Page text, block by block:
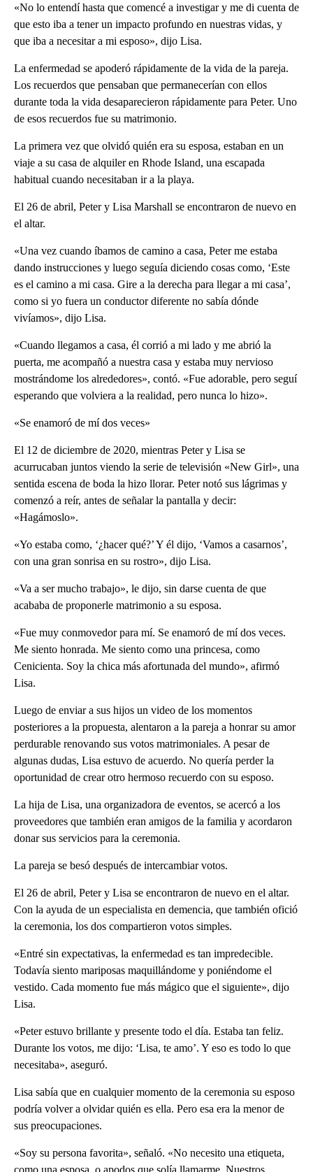
«No lo entendí hasta que comencé a investigar y me di cuenta de
que esto iba a tener un impacto profundo en nuestras vidas, y
que iba a necesitar a mi esposo», dijo Lisa.
La enfermedad se apoderó rápidamente de la vida de la pareja.
Los recuerdos que pensaban que permanecerían con ellos
durante toda la vida desaparecieron rápidamente para Peter. Uno
de esos recuerdos fue su matrimonio.
La primera vez que olvidó quién era su esposa, estaban en un
viaje a su casa de alquiler en Rhode Island, una escapada
habitual cuando necesitaban ir a la playa.
El 26 de abril, Peter y Lisa Marshall se encontraron de nuevo en
el altar.
«Una vez cuando íbamos de camino a casa, Peter me estaba
dando instrucciones y luego seguía diciendo cosas como, ‘Este
es el camino a mi casa. Gire a la derecha para llegar a mi casa’,
como si yo fuera un conductor diferente no sabía dónde
vivíamos», dijo Lisa.
«Cuando llegamos a casa, él corrió a mi lado y me abrió la
puerta, me acompañó a nuestra casa y estaba muy nervioso
mostrándome los alrededores», contó. «Fue adorable, pero seguí
esperando que volviera a la realidad, pero nunca lo hizo».
«Se enamoró de mí dos veces»
El 12 de diciembre de 2020, mientras Peter y Lisa se
acurrucaban juntos viendo la serie de televisión «New Girl», una
sentida escena de boda la hizo llorar. Peter notó sus lágrimas y
comenzó a reír, antes de señalar la pantalla y decir:
«Hagámoslo».
«Yo estaba como, ‘¿hacer qué?’ Y él dijo, ‘Vamos a casarnos’,
con una gran sonrisa en su rostro», dijo Lisa.
«Va a ser mucho trabajo», le dijo, sin darse cuenta de que
acababa de proponerle matrimonio a su esposa.
«Fue muy conmovedor para mí. Se enamoró de mí dos veces.
Me siento honrada. Me siento como una princesa, como
Cenicienta. Soy la chica más afortunada del mundo», afirmó
Lisa.
Luego de enviar a sus hijos un video de los momentos
posteriores a la propuesta, alentaron a la pareja a honrar su amor
perdurable renovando sus votos matrimoniales. A pesar de
algunas dudas, Lisa estuvo de acuerdo. No quería perder la
oportunidad de crear otro hermoso recuerdo con su esposo.
La hija de Lisa, una organizadora de eventos, se acercó a los
proveedores que también eran amigos de la familia y acordaron
donar sus servicios para la ceremonia.
La pareja se besó después de intercambiar votos.
El 26 de abril, Peter y Lisa se encontraron de nuevo en el altar.
Con la ayuda de un especialista en demencia, que también ofició
la ceremonia, los dos compartieron votos simples.
«Entré sin expectativas, la enfermedad es tan impredecible.
Todavía siento mariposas maquillándome y poniéndome el
vestido. Cada momento fue más mágico que el siguiente», dijo
Lisa.
«Peter estuvo brillante y presente todo el día. Estaba tan feliz.
Durante los votos, me dijo: ‘Lisa, te amo’. Y eso es todo lo que
necesitaba», aseguró.
Lisa sabía que en cualquier momento de la ceremonia su esposo
podría volver a olvidar quién es ella. Pero esa era la menor de
sus preocupaciones.
«Soy su persona favorita», señaló. «No necesito una etiqueta,
como una esposa, o apodos que solía llamarme. Nuestros